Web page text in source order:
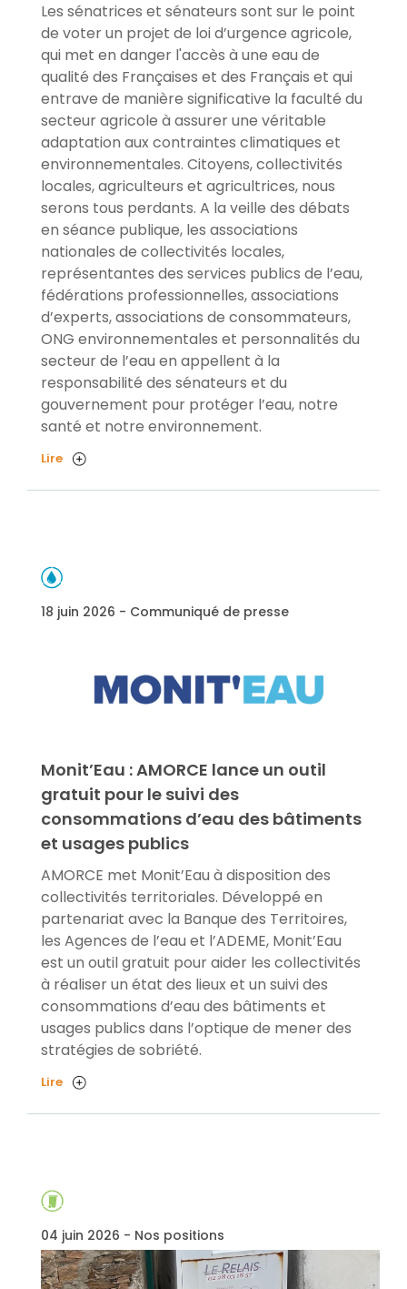
Les sénatrices et sénateurs sont sur le point
de voter un projet de loi d’urgence agricole,
qui met en danger l'accès à une eau de
qualité des Françaises et des Français et qui
entrave de manière significative la faculté du
secteur agricole à assurer une véritable
adaptation aux contraintes climatiques et
environnementales. Citoyens, collectivités
locales, agriculteurs et agricultrices, nous
serons tous perdants. A la veille des débats
en séance publique, les associations
nationales de collectivités locales,
représentantes des services publics de l’eau,
fédérations professionnelles, associations
d’experts, associations de consommateurs,
ONG environnementales et personnalités du
secteur de l’eau en appellent à la
responsabilité des sénateurs et du
gouvernement pour protéger l’eau, notre
santé et notre environnement.
Lire
18 juin 2026 - Communiqué de presse
Monit’Eau : AMORCE lance un outil
gratuit pour le suivi des
consommations d’eau des bâtiments
et usages publics
AMORCE met Monit’Eau à disposition des
collectivités territoriales. Développé en
partenariat avec la Banque des Territoires,
les Agences de l’eau et l’ADEME, Monit’Eau
est un outil gratuit pour aider les collectivités
à réaliser un état des lieux et un suivi des
consommations d’eau des bâtiments et
usages publics dans l’optique de mener des
stratégies de sobriété.
Lire
04 juin 2026 - Nos positions